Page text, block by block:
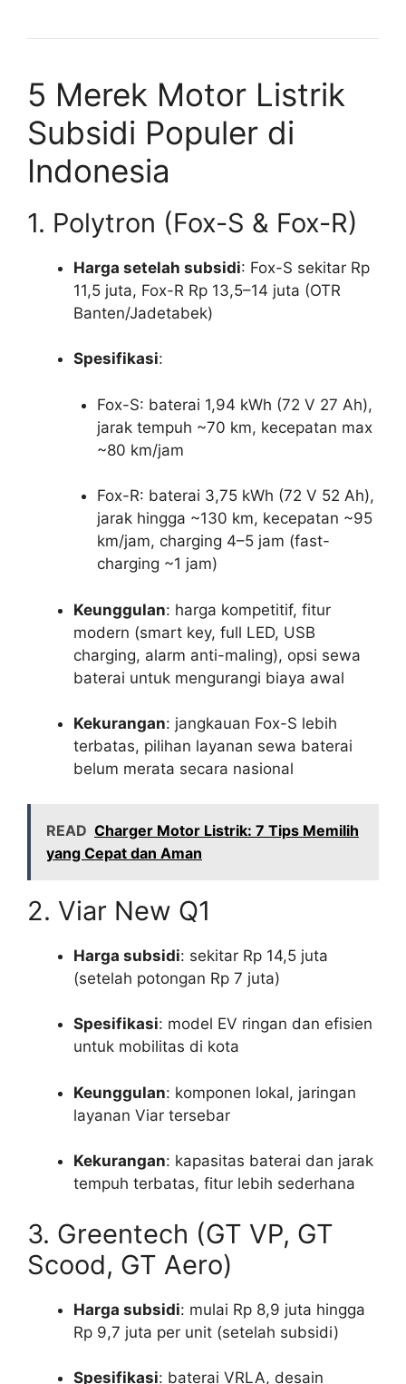
5 Merek Motor Listrik
Subsidi Populer di
Indonesia
1. Polytron (Fox-S & Fox-R)
Harga setelah subsidi: Fox-S sekitar Rp
11,5 juta, Fox-R Rp 13,5–14 juta (OTR
Banten/Jadetabek)
Spesifikasi:
Fox-S: baterai 1,94 kWh (72 V 27 Ah),
jarak tempuh ~70 km, kecepatan max
~80 km/jam
Fox-R: baterai 3,75 kWh (72 V 52 Ah),
jarak hingga ~130 km, kecepatan ~95
km/jam, charging 4–5 jam (fast-
charging ~1 jam)
Keunggulan: harga kompetitif, fitur
modern (smart key, full LED, USB
charging, alarm anti-maling), opsi sewa
baterai untuk mengurangi biaya awal
Kekurangan: jangkauan Fox-S lebih
terbatas, pilihan layanan sewa baterai
belum merata secara nasional
READ Charger Motor Listrik: 7 Tips Memilih
yang Cepat dan Aman
2. Viar New Q1
Harga subsidi: sekitar Rp 14,5 juta
(setelah potongan Rp 7 juta)
Spesifikasi: model EV ringan dan efisien
untuk mobilitas di kota
Keunggulan: komponen lokal, jaringan
layanan Viar tersebar
Kekurangan: kapasitas baterai dan jarak
tempuh terbatas, fitur lebih sederhana
3. Greentech (GT VP, GT
Scood, GT Aero)
Harga subsidi: mulai Rp 8,9 juta hingga
Rp 9,7 juta per unit (setelah subsidi)
Spesifikasi: baterai VRLA, desain